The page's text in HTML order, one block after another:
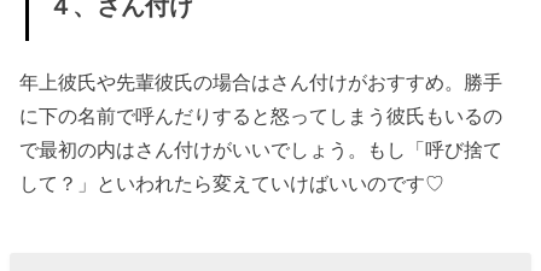
４、さん付け
年上彼氏や先輩彼氏の場合はさん付けがおすすめ。勝手
に下の名前で呼んだりすると怒ってしまう彼氏もいるの
で最初の内はさん付けがいいでしょう。もし「呼び捨て
して？」といわれたら変えていけばいいのです♡